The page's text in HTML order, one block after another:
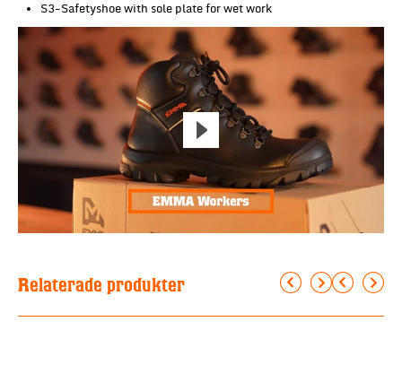
S3-Safetyshoe with sole plate for wet work
Relaterade produkter